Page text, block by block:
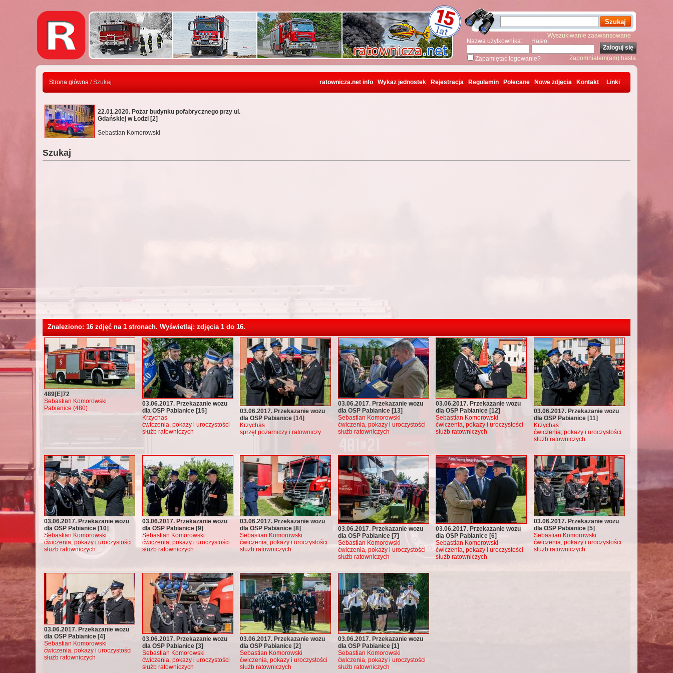
Wyszukiwanie zaawansowane
Nazwa użytkownika:
Hasło:
Zapamiętać logowanie? Zapomniałem(am) hasła
Strona główna / Szukaj ratownicza.net info Wykaz jednostek Rejestracja Regulamin Polecane Nowe zdjęcia Kontakt Linki
22.01.2020. Pożar budynku pofabrycznego przy ul.
Gdańskiej w Łodzi [2]
Sebastian Komorowski
Szukaj
Znaleziono: 16 zdjęć na 1 stronach. Wyświetlaj: zdjęcia 1 do 16.
489[E]72
Sebastian Komorowski
Pabianice (480)
03.06.2017. Przekazanie wozu
dla OSP Pabianice [15]
Krzychas
ćwiczenia, pokazy i uroczystości
służb ratowniczych
03.06.2017. Przekazanie wozu
dla OSP Pabianice [14]
Krzychas
sprzęt pożarniczy i ratowniczy
03.06.2017. Przekazanie wozu
dla OSP Pabianice [13]
Sebastian Komorowski
ćwiczenia, pokazy i uroczystości
służb ratowniczych
03.06.2017. Przekazanie wozu
dla OSP Pabianice [12]
Sebastian Komorowski
ćwiczenia, pokazy i uroczystości
służb ratowniczych
03.06.2017. Przekazanie wozu
dla OSP Pabianice [11]
Krzychas
ćwiczenia, pokazy i uroczystości
służb ratowniczych
03.06.2017. Przekazanie wozu
dla OSP Pabianice [10]
Sebastian Komorowski
ćwiczenia, pokazy i uroczystości
służb ratowniczych
03.06.2017. Przekazanie wozu
dla OSP Pabianice [9]
Sebastian Komorowski
ćwiczenia, pokazy i uroczystości
służb ratowniczych
03.06.2017. Przekazanie wozu
dla OSP Pabianice [8]
Sebastian Komorowski
ćwiczenia, pokazy i uroczystości
służb ratowniczych
03.06.2017. Przekazanie wozu
dla OSP Pabianice [7]
Sebastian Komorowski
ćwiczenia, pokazy i uroczystości
służb ratowniczych
03.06.2017. Przekazanie wozu
dla OSP Pabianice [6]
Sebastian Komorowski
ćwiczenia, pokazy i uroczystości
służb ratowniczych
03.06.2017. Przekazanie wozu
dla OSP Pabianice [5]
Sebastian Komorowski
ćwiczenia, pokazy i uroczystości
służb ratowniczych
03.06.2017. Przekazanie wozu
dla OSP Pabianice [4]
Sebastian Komorowski
ćwiczenia, pokazy i uroczystości
służb ratowniczych
03.06.2017. Przekazanie wozu
dla OSP Pabianice [3]
Sebastian Komorowski
ćwiczenia, pokazy i uroczystości
służb ratowniczych
03.06.2017. Przekazanie wozu
dla OSP Pabianice [2]
Sebastian Komorowski
ćwiczenia, pokazy i uroczystości
służb ratowniczych
03.06.2017. Przekazanie wozu
dla OSP Pabianice [1]
Sebastian Komorowski
ćwiczenia, pokazy i uroczystości
służb ratowniczych